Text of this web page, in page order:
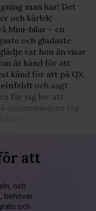
man har! Det
och kärlek!
Mini-bilar – en
och gladaste
var hon än visar
är känd för att
känd för att på QX
och sagt
får jag lov att
statsministern log
att
och
behöver
och